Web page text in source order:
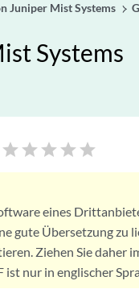
Juniper Mist Systems
Systems
star star star star star
eines
gute Übersetzung zu
Ziehen Sie daher
nur in englischer